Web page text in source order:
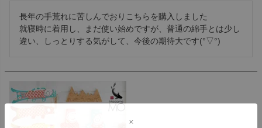
長年の手荒れに苦しんでおりこちらを購入しました
就寝時に着用し、まだ使い始めですが、普通の綿手とは少し
違い、しっとりする気がして、今後の期待大です(°▽°)